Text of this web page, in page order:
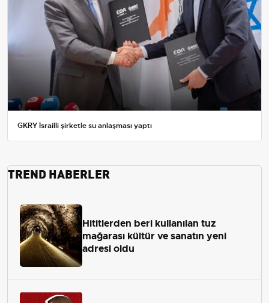
GKRY İsrailli şirketle su anlaşması yaptı
TREND HABERLER
Hititlerden beri kullanılan tuz
mağarası kültür ve sanatın yeni
adresi oldu